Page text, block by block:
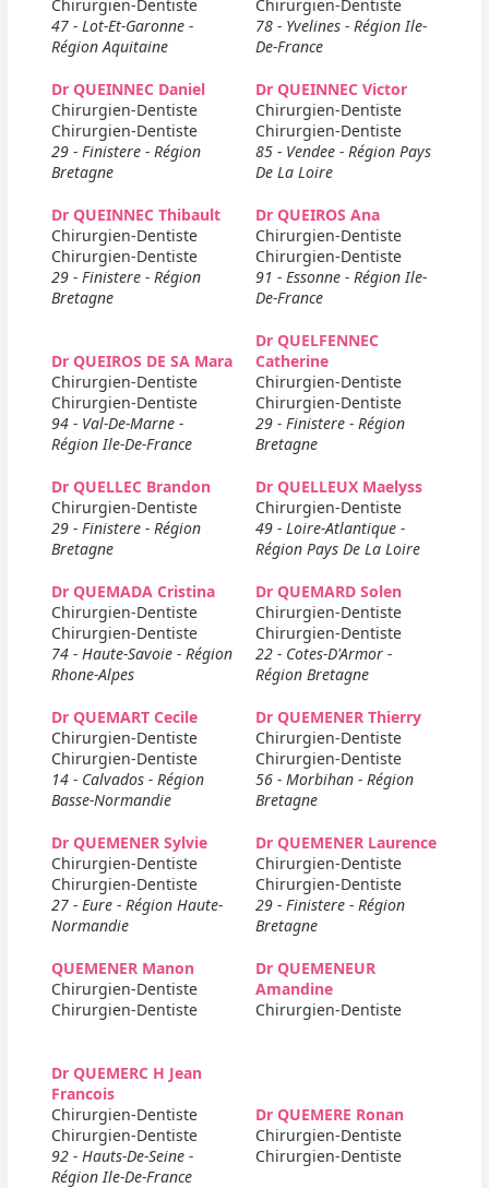
Chirurgien-Dentiste
47 - Lot-Et-Garonne -
Région Aquitaine
Chirurgien-Dentiste
78 - Yvelines - Région Ile-
De-France
Dr QUEINNEC Daniel
Chirurgien-Dentiste
Chirurgien-Dentiste
29 - Finistere - Région
Bretagne
Dr QUEINNEC Victor
Chirurgien-Dentiste
Chirurgien-Dentiste
85 - Vendee - Région Pays
De La Loire
Dr QUEINNEC Thibault
Chirurgien-Dentiste
Chirurgien-Dentiste
29 - Finistere - Région
Bretagne
Dr QUEIROS Ana
Chirurgien-Dentiste
Chirurgien-Dentiste
91 - Essonne - Région Ile-
De-France
Dr QUEIROS DE SA Mara
Chirurgien-Dentiste
Chirurgien-Dentiste
94 - Val-De-Marne -
Région Ile-De-France
Dr QUELFENNEC
Catherine
Chirurgien-Dentiste
Chirurgien-Dentiste
29 - Finistere - Région
Bretagne
Dr QUELLEC Brandon
Chirurgien-Dentiste
29 - Finistere - Région
Bretagne
Dr QUELLEUX Maelyss
Chirurgien-Dentiste
49 - Loire-Atlantique -
Région Pays De La Loire
Dr QUEMADA Cristina
Chirurgien-Dentiste
Chirurgien-Dentiste
74 - Haute-Savoie - Région
Rhone-Alpes
Dr QUEMARD Solen
Chirurgien-Dentiste
Chirurgien-Dentiste
22 - Cotes-D'Armor -
Région Bretagne
Dr QUEMART Cecile
Chirurgien-Dentiste
Chirurgien-Dentiste
14 - Calvados - Région
Basse-Normandie
Dr QUEMENER Thierry
Chirurgien-Dentiste
Chirurgien-Dentiste
56 - Morbihan - Région
Bretagne
Dr QUEMENER Sylvie
Chirurgien-Dentiste
Chirurgien-Dentiste
27 - Eure - Région Haute-
Normandie
Dr QUEMENER Laurence
Chirurgien-Dentiste
Chirurgien-Dentiste
29 - Finistere - Région
Bretagne
QUEMENER Manon
Chirurgien-Dentiste
Chirurgien-Dentiste
Dr QUEMENEUR
Amandine
Chirurgien-Dentiste
Dr QUEMERC H Jean
Francois
Chirurgien-Dentiste
Chirurgien-Dentiste
92 - Hauts-De-Seine -
Région Ile-De-France
Dr QUEMERE Ronan
Chirurgien-Dentiste
Chirurgien-Dentiste